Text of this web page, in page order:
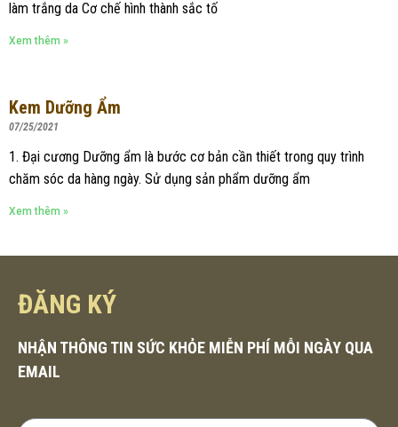
làm trắng da Cơ chế hình thành sắc tố
Xem thêm »
Kem Dưỡng Ẩm
07/25/2021
1. Đại cương Dưỡng ẩm là bước cơ bản cần thiết trong quy trình
chăm sóc da hàng ngày. Sử dụng sản phẩm dưỡng ẩm
Xem thêm »
ĐĂNG KÝ
NHẬN THÔNG TIN SỨC KHỎE MIỄN PHÍ MỖI NGÀY QUA
EMAIL